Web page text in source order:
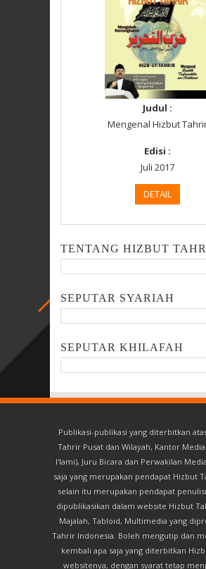
Judul :
Mengenal Hizbut
Edisi :
Juli 2017
DETAIL
TENTANG HIZBUT
SEPUTAR SYARIAH
SEPUTAR KHILAFAH
Publikasi-publikasi yang diterbitkan
Tahrir Pusat dan Wilayah, Kantor
I'lami), Juru Bicara dan Perwakilan
saja yang merupakan pendapat Hizbut
selain itu merupakan pendapat
dipublikasikan dalam website Hizbut
Majalah, Tabloid, Multimedia yang
Tahrir Indonesia. Boleh mengutip dan
kembali apa saja yang diterbitkan
websitenya, dengan syarat tetap